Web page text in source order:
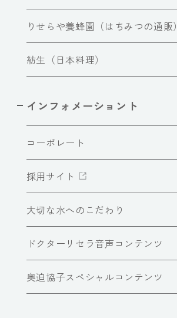
りせらや養蜂園（はちみつの通販）
紡生（日本料理）
インフォメーショント
コーポレート
採用サイト
大切な水へのこだわり
ドクターリセラ音声コンテンツ
奥迫協子スペシャルコンテンツ